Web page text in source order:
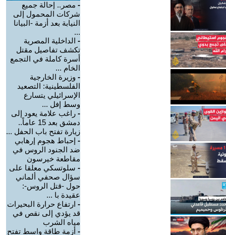
- مصر.. إحالة جميع
شركات المحمول إلى
النيابة بعد أزمة -البيانا
...
- الداخلية المصرية
تكشف تفاصيل مقتل
أسرة كاملة في التجمع
الخام ...
- وزيرة الخارجية
الفلسطينية: التصعيد
الإسرائيلي يتسارع
وسط إفل ...
- راغب علامة يعود إلى
دمشق بعد 15 عاماً..
زيارة تفتح باب الحفل ...
- إحباط هجوم إرهابي
ضد الجنود الروس في
مقاطعة خيرسون
- سلوتسكي معلقا على
سؤال صحفي ألماني
حول -قتل الروس-:
عقيدة با ...
- ارتفاع حرارة البحيرات
قد يؤدي إلى نقص في
مياه الشرب
- أزمة طاقة واسط تفتح